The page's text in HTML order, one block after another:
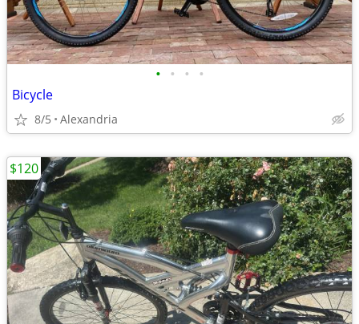
• • • •
Bicycle
8/5 Alexandria
$120